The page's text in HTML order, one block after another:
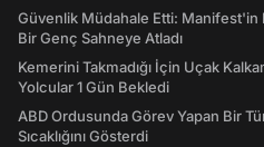
Güvenlik Müdahale Etti:
Bir Genç Sahneye Atladı
Kemerini Takmadığı İçin Uçak
Yolcular 1 Gün Bekledi
ABD Ordusunda Görev Yapan Bir
Sıcaklığını Gösterdi